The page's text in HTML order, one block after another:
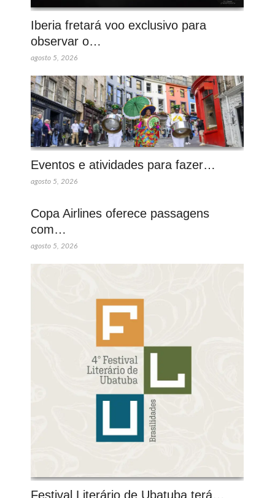
Iberia fretará voo exclusivo para
observar o…
agosto 5, 2026
Eventos e atividades para fazer…
agosto 5, 2026
Copa Airlines oferece passagens
com…
agosto 5, 2026
Festival Literário de Ubatuba terá…